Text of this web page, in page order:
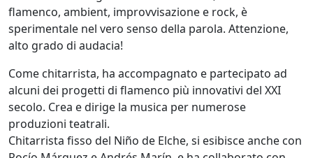
flamenco, ambient, improvvisazione e rock, è
sperimentale nel vero senso della parola. Attenzione,
alto grado di audacia!
Come chitarrista, ha accompagnato e partecipato ad
alcuni dei progetti di flamenco più innovativi del XXI
secolo. Crea e dirige la musica per numerose
produzioni teatrali.
Chitarrista fisso del Niño de Elche, si esibisce anche con